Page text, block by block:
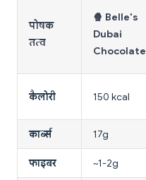
पोषक
तत्व
🍿 Belle's
Dubai
Chocolate
कैलोरी 150 kcal
कार्ब्स 17g
फाइबर ~1-2g